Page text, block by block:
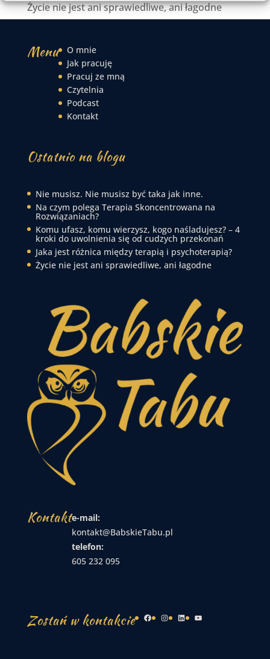
Życie nie jest ani sprawiedliwe, ani łagodne
Menu
O mnie
Jak pracuję
Pracuj ze mną
Czytelnia
Podcast
Kontakt
Ostatnio na blogu
Nie musisz. Nie musisz być taka jak inne.
Na czym polega Terapia Skoncentrowana na
Rozwiązaniach?
Komu ufasz, komu wierzysz, kogo naśladujesz? – 4
kroki do uwolnienia się od cudzych przekonań
Jaka jest różnica między terapią i psychoterapią?
Życie nie jest ani sprawiedliwe, ani łagodne
Kontakte-mail:
kontakt@BabskieTabu.pl
telefon:
605 232 095
Zostań w kontakcie Facebook
Instagram
LinkedInYouTube